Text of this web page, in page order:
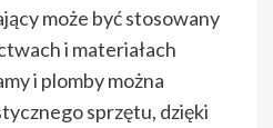
może być stosowany
i materiałach
i plomby można
sprzętu, dzięki